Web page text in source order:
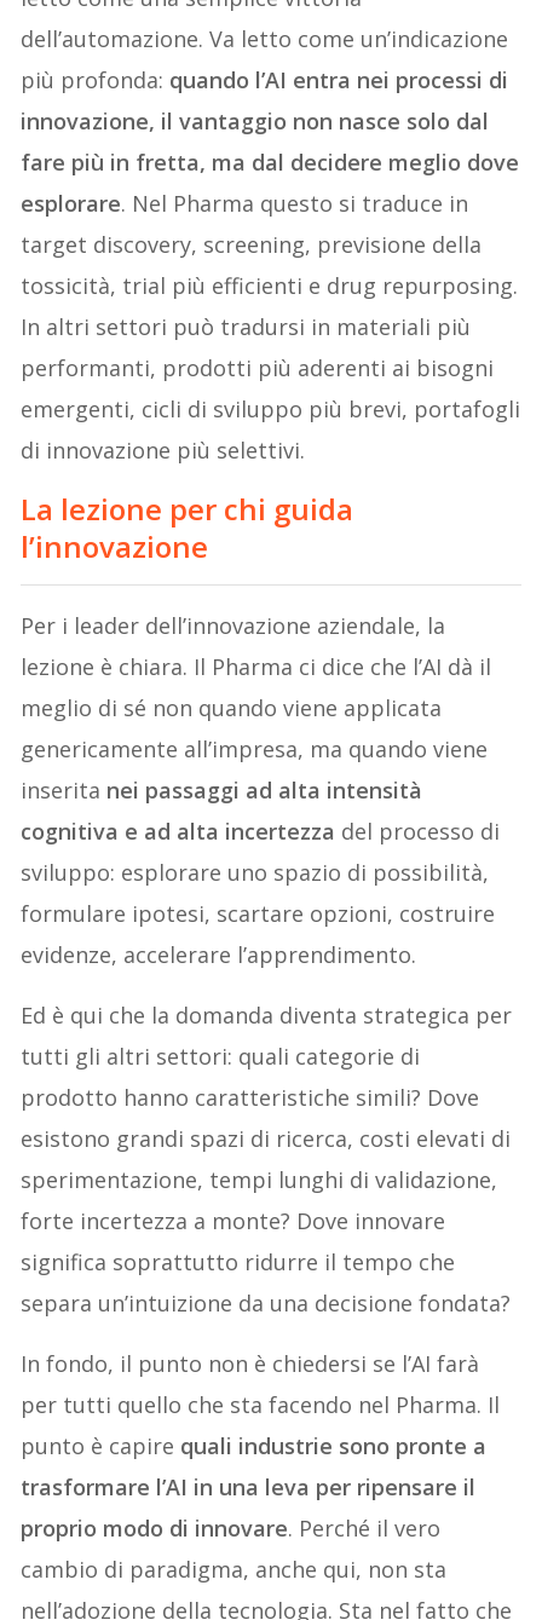
dell’automazione. Va letto come un’indicazione
più profonda: quando l’AI entra nei processi di
innovazione, il vantaggio non nasce solo dal
fare più in fretta, ma dal decidere meglio dove
esplorare. Nel Pharma questo si traduce in
target discovery, screening, previsione della
tossicità, trial più efficienti e drug repurposing.
In altri settori può tradursi in materiali più
performanti, prodotti più aderenti ai bisogni
emergenti, cicli di sviluppo più brevi, portafogli
di innovazione più selettivi.
La lezione per chi guida
l’innovazione
Per i leader dell’innovazione aziendale, la
lezione è chiara. Il Pharma ci dice che l’AI dà il
meglio di sé non quando viene applicata
genericamente all’impresa, ma quando viene
inserita nei passaggi ad alta intensità
cognitiva e ad alta incertezza del processo di
sviluppo: esplorare uno spazio di possibilità,
formulare ipotesi, scartare opzioni, costruire
evidenze, accelerare l’apprendimento.
Ed è qui che la domanda diventa strategica per
tutti gli altri settori: quali categorie di
prodotto hanno caratteristiche simili? Dove
esistono grandi spazi di ricerca, costi elevati di
sperimentazione, tempi lunghi di validazione,
forte incertezza a monte? Dove innovare
significa soprattutto ridurre il tempo che
separa un’intuizione da una decisione fondata?
In fondo, il punto non è chiedersi se l’AI farà
per tutti quello che sta facendo nel Pharma. Il
punto è capire quali industrie sono pronte a
trasformare l’AI in una leva per ripensare il
proprio modo di innovare. Perché il vero
cambio di paradigma, anche qui, non sta
nell’adozione della tecnologia. Sta nel fatto che